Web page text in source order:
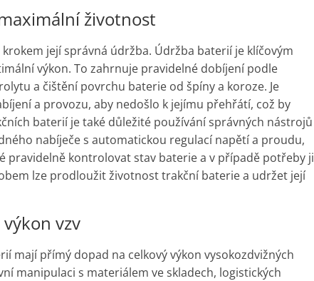
životnost
krokem její správná údržba. Údržba baterií je klíčovým
výkon. To zahrnuje pravidelné dobíjení podle
a čištění povrchu baterie od špíny a koroze. Je
a provozu, aby nedošlo k jejímu přehřátí, což by
baterií je také důležité používání správných nástrojů
nabíječe s automatickou regulací napětí a proudu,
pravidelně kontrolovat stav baterie a v případě potřeby ji
lze prodloužit životnost trakční baterie a udržet její
vzv
mají přímý dopad na celkový výkon vysokozdvižných
manipulaci s materiálem ve skladech, logistických